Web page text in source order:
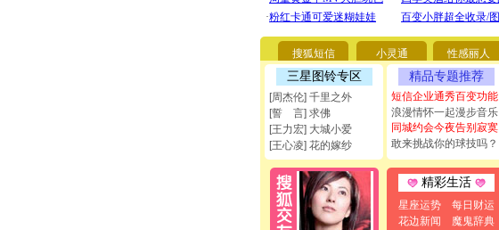
搜狐短信 小灵通 性感丽人
三星图铃专区
[周杰伦] 千里之外
[誓 言] 求佛
[王力宏] 大城小爱
[王心凌] 花的嫁纱
精品专题推荐
短信企业通秀百变功能
浪漫情怀一起漫步音乐
同城约会今夜告别寂寞
敢来挑战你的球技吗？
精彩生活
星座运势
每日财运
花边新闻
魔鬼辞典